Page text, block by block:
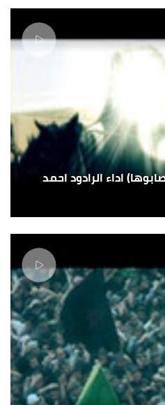
اداء الرادود احمد